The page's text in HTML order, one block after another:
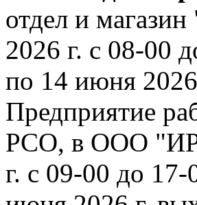
отдел и
2026 г. с 08-00
по 14 июня
Предприятие
РСО, в ООО
г. с 09-00 до